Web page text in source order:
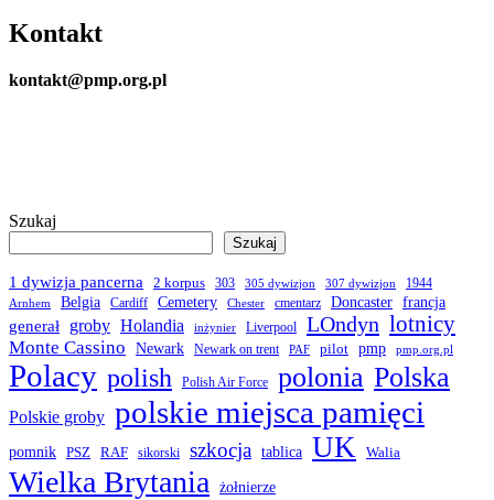
Kontakt
kontakt@pmp.org.pl
Szukaj
Szukaj
1 dywizja pancerna 2 korpus 303 305 dywizjon 307 dywizjon 1944
Arnhem Belgia Cardiff Cemetery Chester cmentarz Doncaster francja
generał
groby Holandia inżynier Liverpool LOndyn lotnicy
Monte Cassino Newark Newark on trent PAF pilot pmp pmp.org.pl
Polacy polish Polish Air Force polonia Polska
Polskie groby polskie miejsca pamięci
pomnik PSZ RAF sikorski szkocja tablica UK Walia
Wielka Brytania żołnierze